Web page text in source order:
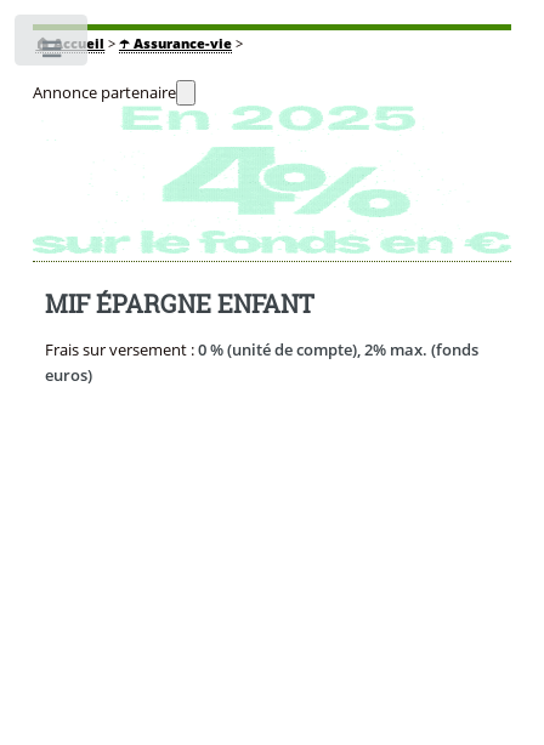
🏠Accueil > ☂️ Assurance-vie>
Annonce partenaire
MIF ÉPARGNE ENFANT
Frais sur versement :0 % (unité de compte), 2% max. (fonds
euros)
Toggle